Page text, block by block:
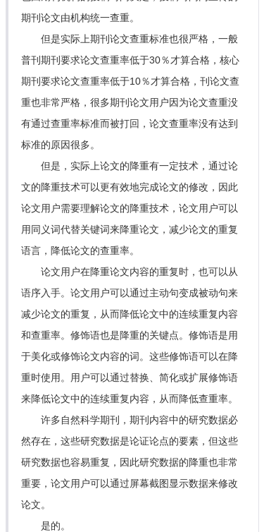
期刊论文由机构统一查重。
但是实际上期刊论文查重标准也很严格，一般
普刊期刊要求论文查重率低于30％才算合格，核心
期刊要求论文查重率低于10％才算合格，刊论文查
重也非常严格，很多期刊论文用户因为论文查重没
有通过查重率标准而被打回，论文查重率没有达到
标准的原因很多。
但是，实际上论文的降重有一定技术，通过论
文的降重技术可以更有效地完成论文的修改，因此
论文用户需要理解论文的降重技术，论文用户可以
用同义词代替关键词来降重论文，减少论文的重复
语言，降低论文的查重率。
论文用户在降重论文内容的重复时，也可以从
语序入手。论文用户可以通过主动句变成被动句来
减少论文的重复，从而降低论文中的连续重复内容
和查重率。修饰语也是降重的关键点。修饰语是用
于美化或修饰论文内容的词。这些修饰语可以在降
重时使用。用户可以通过替换、简化或扩展修饰语
来降低论文中的连续重复内容，从而降低查重率。
许多自然科学期刊，期刊内容中的研究数据必
然存在，这些研究数据是论证论点的要素，但这些
研究数据也容易重复，因此研究数据的降重也非常
重要，论文用户可以通过屏幕截图显示数据来修改
论文。
是的。